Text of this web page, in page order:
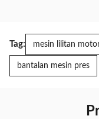
Tag: mesin lilitan
bantalan mesin pres